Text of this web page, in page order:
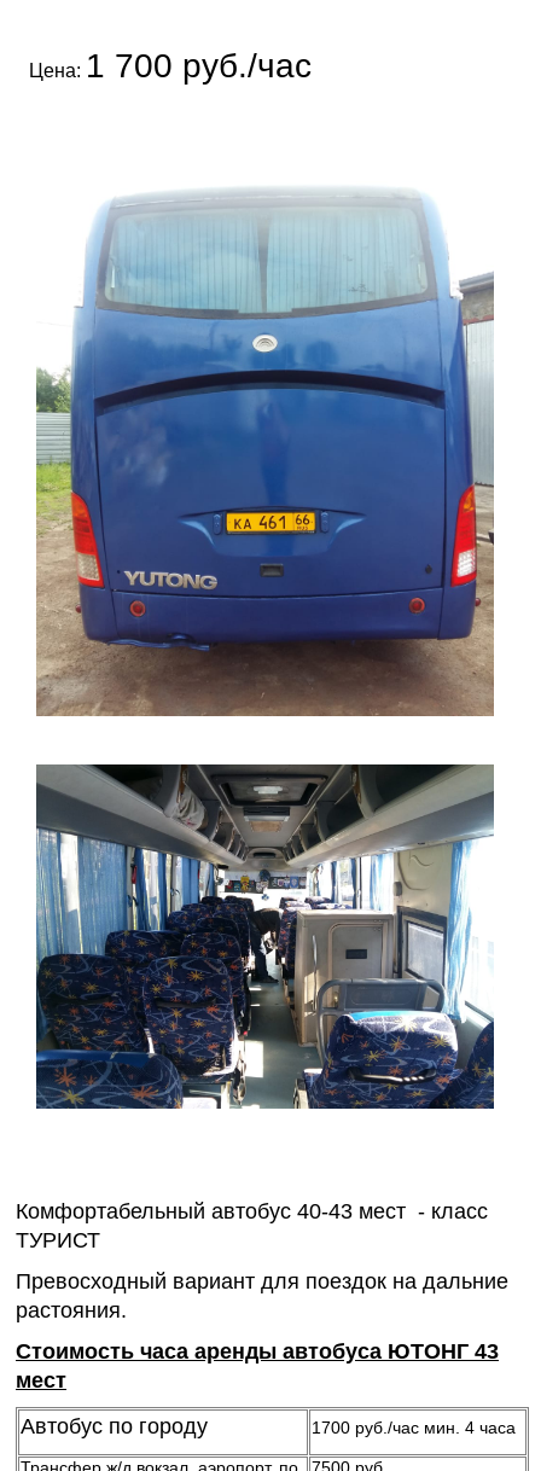
Цена: 1 700 руб./час
Комфортабельный автобус 40-43 мест - класс
ТУРИСТ
Превосходный вариант для поездок на дальние
растояния.
Стоимость часа аренды автобуса ЮТОНГ 43
мест
Автобус по городу
1700 руб./час мин. 4 часа